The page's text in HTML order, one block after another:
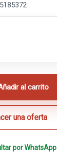
al carrito
una oferta
por WhatsApp